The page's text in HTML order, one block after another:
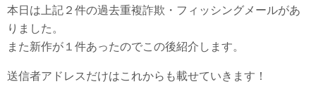
本日は上記２件の過去重複詐欺・フィッシングメールがあ
りました。
また新作が１件あったのでこの後紹介します。
送信者アドレスだけはこれからも載せていきます！